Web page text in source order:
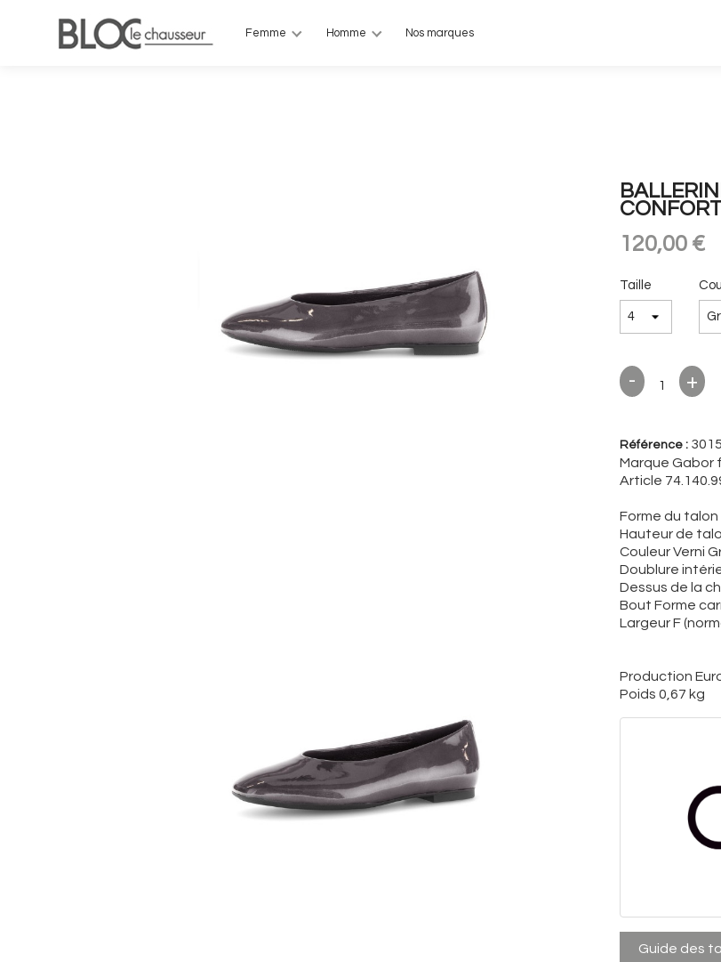
Femme Homme Nos marques
120,00 €
Taille
Référence :
Marque Gabor
Article
Forme du
Hauteur de
Couleur Verni
Doublure
Dessus de la
Bout Forme
Largeur F
Production
Poids 0,67 kg
Guide des